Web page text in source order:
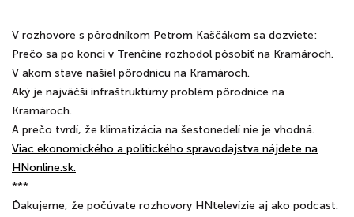
V rozhovore s pôrodníkom Petrom Kaščákom sa dozviete:
Prečo sa po konci v Trenčíne rozhodol pôsobiť na Kramároch.
V akom stave našiel pôrodnicu na Kramároch.
Aký je najväčší infraštruktúrny problém pôrodnice na
Kramároch.
A prečo tvrdí, že klimatizácia na šestonedelí nie je vhodná.
Viac ekonomického a politického spravodajstva nájdete na
HNonline.sk.
***
Ďakujeme, že počúvate rozhovory HNtelevízie aj ako podcast.